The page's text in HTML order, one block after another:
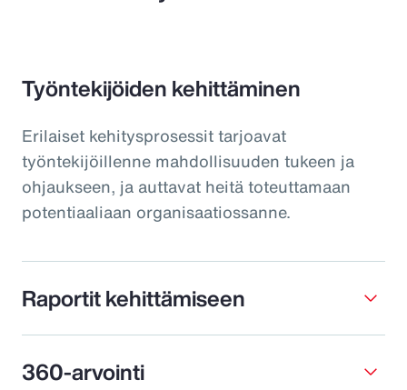
Työntekijöiden kehittäminen
Erilaiset kehitysprosessit tarjoavat
työntekijöillenne mahdollisuuden tukeen ja
ohjaukseen, ja auttavat heitä toteuttamaan
potentiaaliaan organisaatiossanne.
Raportit kehittämiseen
360-arvointi